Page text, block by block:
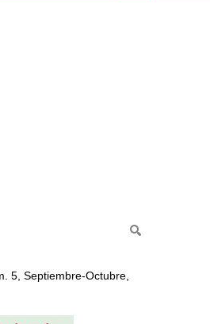
5, Septiembre-Octubre,